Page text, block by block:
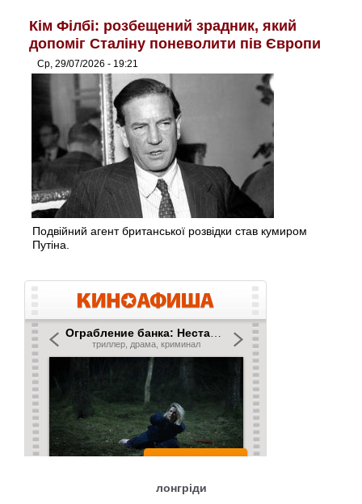
Кім Філбі: розбещений зрадник, який
допоміг Сталіну поневолити пів Європи
Ср, 29/07/2026 - 19:21
Подвійний агент британської розвідки став кумиром
Путіна.
лонгріди